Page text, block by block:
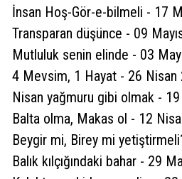
İnsan Hoş-Gör-e-bilmeli - 17
Transparan düşünce - 09
Mutluluk senin elinde - 03
4 Mevsim, 1 Hayat - 26 Nisan
Nisan yağmuru gibi olmak -
Balta olma, Makas ol - 12
Beygir mi, Birey mi
Balık kılçığındaki bahar - 29